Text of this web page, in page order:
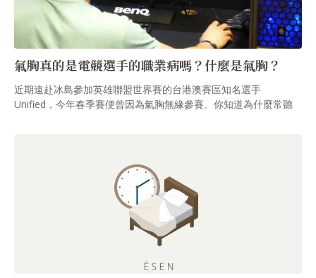
氣胸真的是電競選手的職業病嗎？什麼是氣胸？
近期遠赴冰島參加英雄聯盟世界賽的台港澳賽區知名選手
Unified，今年春季賽便曾因為氣胸無緣參賽。你知道為什麼常聽